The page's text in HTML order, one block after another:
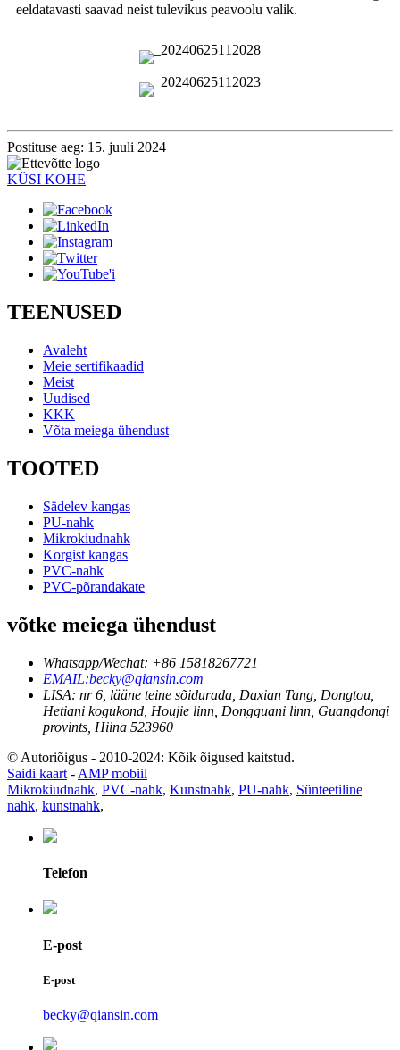
eeldatavasti saavad neist tulevikus peavoolu valik.
Postituse aeg: 15. juuli 2024
KÜSI KOHE
TEENUSED
Avaleht
Meie sertifikaadid
Meist
Uudised
KKK
Võta meiega ühendust
TOOTED
Sädelev kangas
PU-nahk
Mikrokiudnahk
Korgist kangas
PVC-nahk
PVC-põrandakate
võtke meiega ühendust
Whatsapp/Wechat: +86 15818267721
EMAIL:becky@qiansin.com
LISA: nr 6, lääne teine ​​sõidurada, Daxian Tang, Dongtou,
Hetiani kogukond, Houjie linn, Dongguani linn, Guangdongi
provints, Hiina 523960
© Autoriõigus - 2010-2024: Kõik õigused kaitstud.
Saidi kaart - AMP mobiil
Mikrokiudnahk, PVC-nahk, Kunstnahk, PU-nahk, Sünteetiline
nahk, kunstnahk,
Telefon
E-post
E-post
becky@qiansin.com